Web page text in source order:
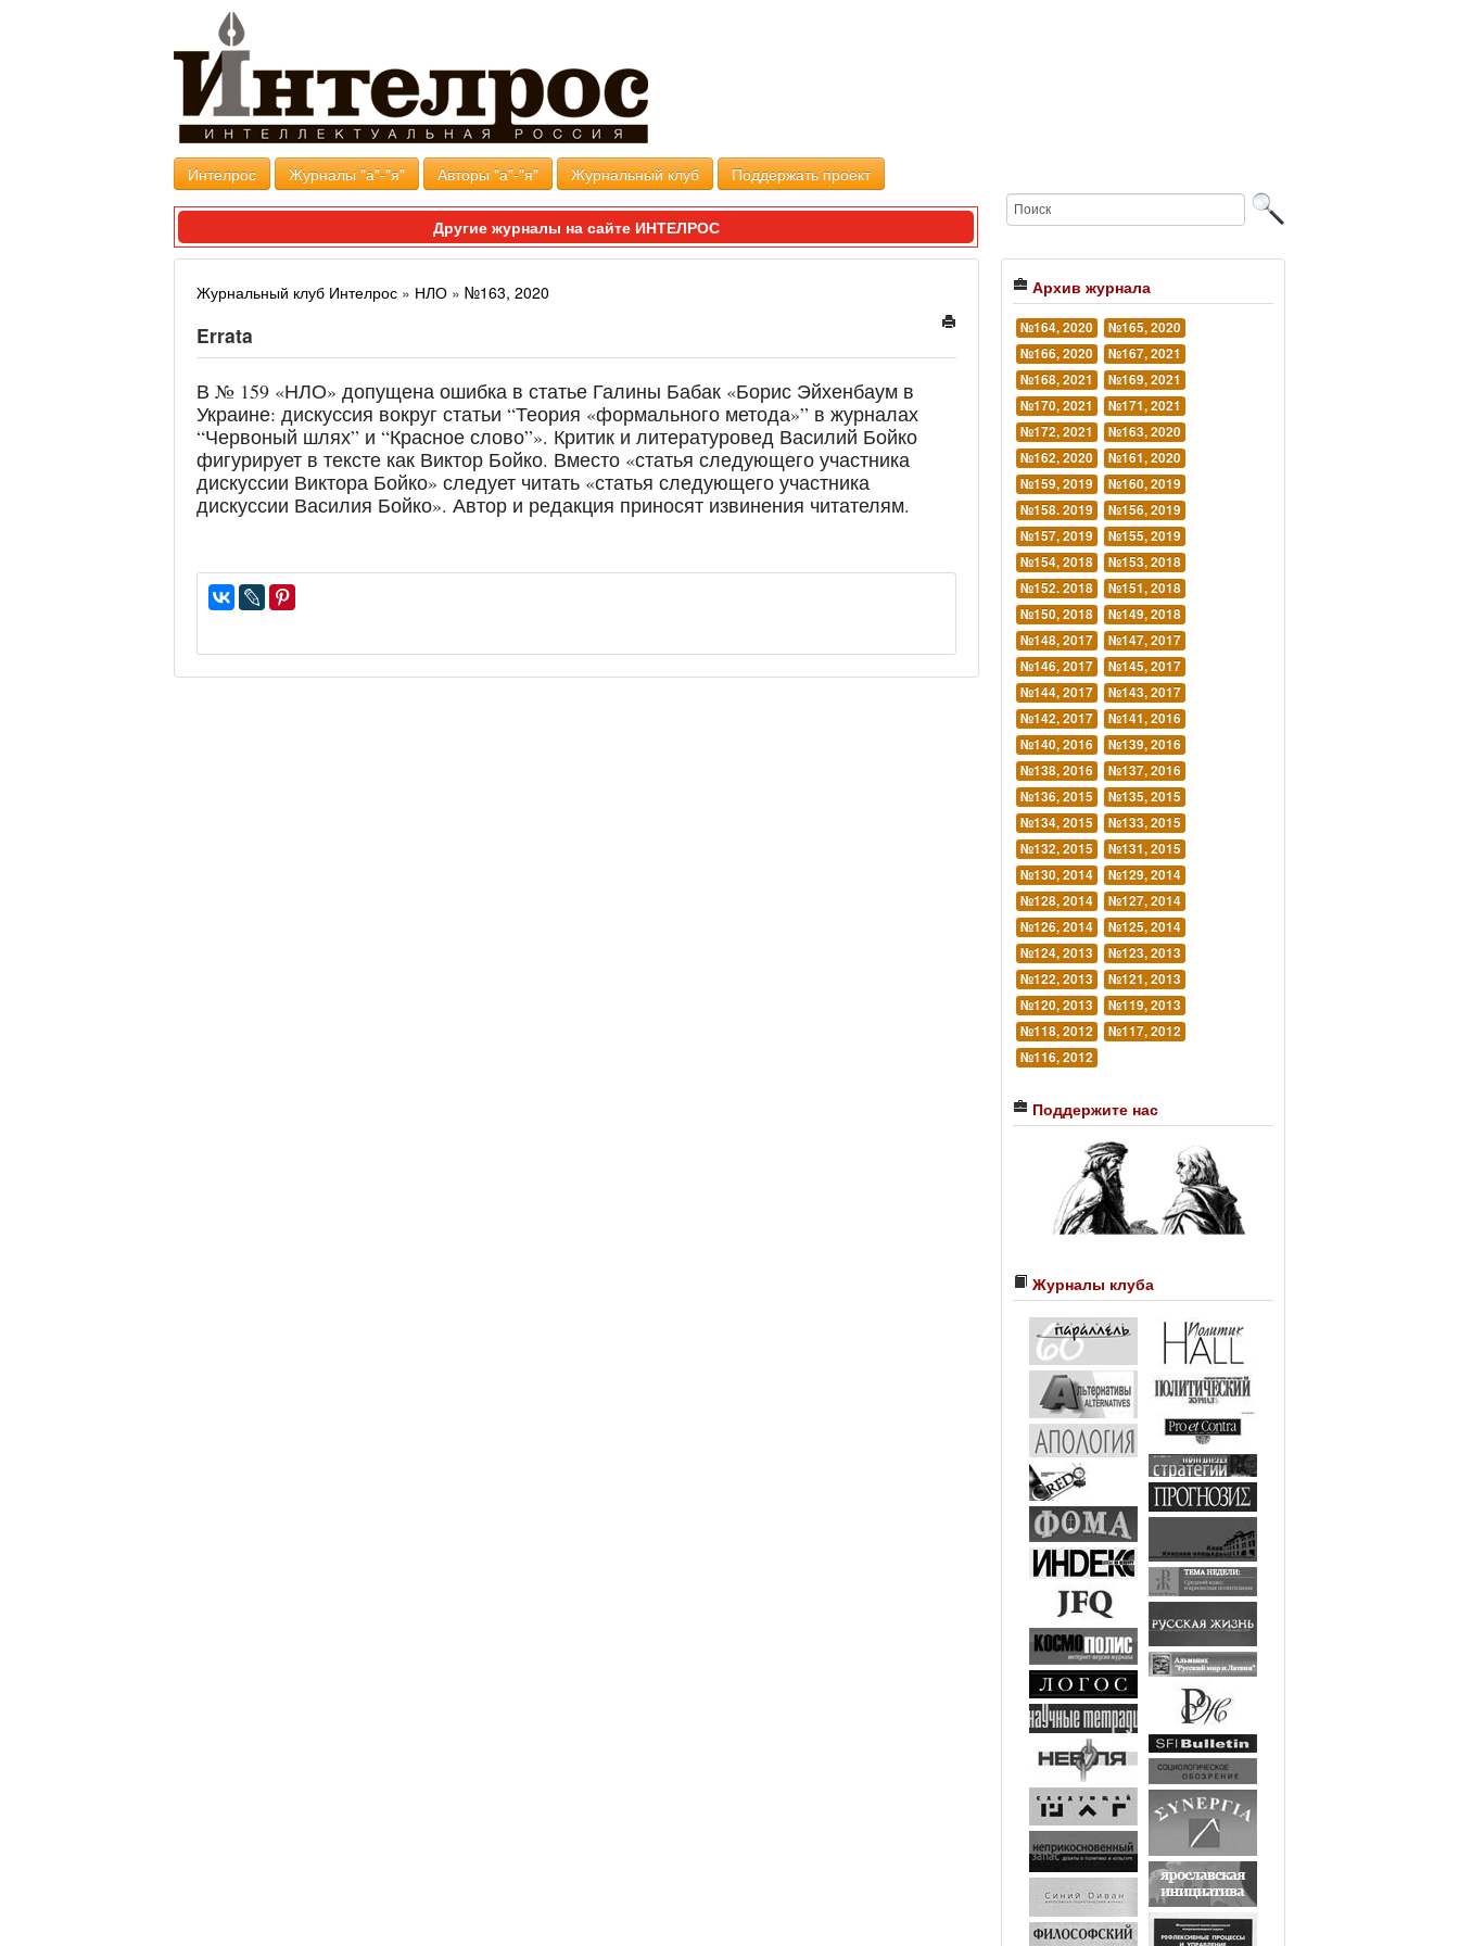
Интелрос Журналы "а"-"я" Авторы "а"-"я" Журнальный клуб Поддержать проект
Другие журналы на сайте ИНТЕЛРОС
Журнальный клуб Интелрос » НЛО » №163, 2020
Errata
В № 159 «НЛО» допущена ошибка в статье Галины Бабак «Борис Эйхенбаум в
Украине: дискуссия вокруг статьи “Теория «формального метода»” в журналах
“Червоный шлях” и “Красное слово”». Критик и литературовед Василий Бойко
фигурирует в тексте как Виктор Бойко. Вместо «статья следующего участника
дискуссии Виктора Бойко» следует читать «статья следующего участника
дискуссии Василия Бойко». Автор и редакция приносят извинения читателям.
Архив журнала
№164, 2020
№165, 2020
№166, 2020
№167, 2021
№168, 2021
№169, 2021
№170, 2021
№171, 2021
№172, 2021
№163, 2020
№162, 2020
№161, 2020
№159, 2019
№160, 2019
№158. 2019
№156, 2019
№157, 2019
№155, 2019
№154, 2018
№153, 2018
№152. 2018
№151, 2018
№150, 2018
№149, 2018
№148, 2017
№147, 2017
№146, 2017
№145, 2017
№144, 2017
№143, 2017
№142, 2017
№141, 2016
№140, 2016
№139, 2016
№138, 2016
№137, 2016
№136, 2015
№135, 2015
№134, 2015
№133, 2015
№132, 2015
№131, 2015
№130, 2014
№129, 2014
№128, 2014
№127, 2014
№126, 2014
№125, 2014
№124, 2013
№123, 2013
№122, 2013
№121, 2013
№120, 2013
№119, 2013
№118, 2012
№117, 2012
№116, 2012
Поддержите нас
Журналы клуба